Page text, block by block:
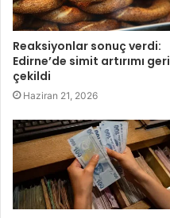
Reaksiyonlar sonuç verdi:
Edirne’de simit artırımı geri
çekildi
Haziran 21, 2026